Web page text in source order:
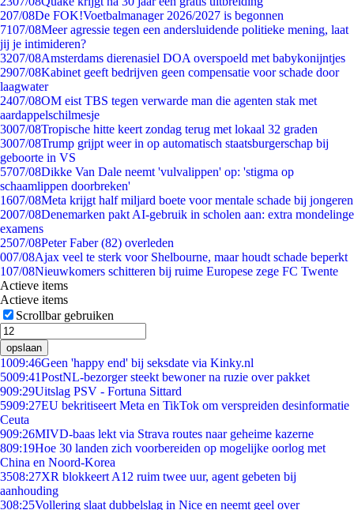
207/08De FOK!Voetbalmanager 2026/2027 is begonnen
7107/08Meer agressie tegen een andersluidende politieke mening, laat
jij je intimideren?
3207/08Amsterdams dierenasiel DOA overspoeld met babykonijntjes
2907/08Kabinet geeft bedrijven geen compensatie voor schade door
laagwater
2407/08OM eist TBS tegen verwarde man die agenten stak met
aardappelschilmesje
3007/08Tropische hitte keert zondag terug met lokaal 32 graden
3007/08Trump grijpt weer in op automatisch staatsburgerschap bij
geboorte in VS
5707/08Dikke Van Dale neemt 'vulvalippen' op: 'stigma op
schaamlippen doorbreken'
1607/08Meta krijgt half miljard boete voor mentale schade bij jongeren
2007/08Denemarken pakt AI-gebruik in scholen aan: extra mondelinge
examens
2507/08Peter Faber (82) overleden
007/08Ajax veel te sterk voor Shelbourne, maar houdt schade beperkt
107/08Nieuwkomers schitteren bij ruime Europese zege FC Twente
Actieve items
Actieve items
Scrollbar gebruiken
opslaan
1009:46Geen 'happy end' bij seksdate via Kinky.nl
5009:41PostNL-bezorger steekt bewoner na ruzie over pakket
909:29Uitslag PSV - Fortuna Sittard
5909:27EU bekritiseert Meta en TikTok om verspreiden desinformatie
Ceuta
909:26MIVD-baas lekt via Strava routes naar geheime kazerne
809:19Hoe 30 landen zich voorbereiden op mogelijke oorlog met
China en Noord-Korea
3508:27XR blokkeert A12 ruim twee uur, agent gebeten bij
aanhouding
308:25Vollering slaat dubbelslag in Nice en neemt geel over